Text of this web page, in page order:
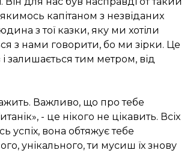
капітаном з незвіданих
з тої казки, яку ми хотіли
з нами говорити, бо ми зірки. Це
залишається тим метром, від
Важливо, що про тебе
- це нікого не цікавить. Всіх
успіх, вона обтяжує тебе
унікального, ти мусиш їх знову